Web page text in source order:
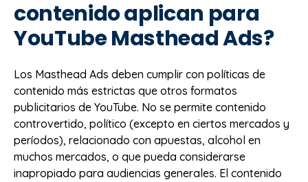
contenido aplican para
YouTube Masthead Ads?
Los Masthead Ads deben cumplir con políticas de
contenido más estrictas que otros formatos
publicitarios de YouTube. No se permite contenido
controvertido, político (excepto en ciertos mercados y
períodos), relacionado con apuestas, alcohol en
muchos mercados, o que pueda considerarse
inapropiado para audiencias generales. El contenido